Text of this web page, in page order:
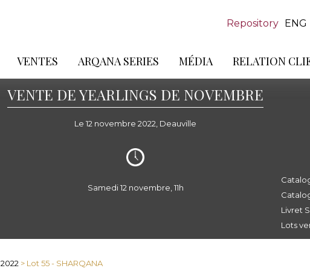
Repository ENG
VENTES ARQANA SERIES MÉDIA RELATION
VENTE DE YEARLINGS DE NOVEMBRE
Le 12 novembre 2022, Deauville
Samedi 12 novembre, 11h
Livret
Lots
> Lot 55 - SHARQANA